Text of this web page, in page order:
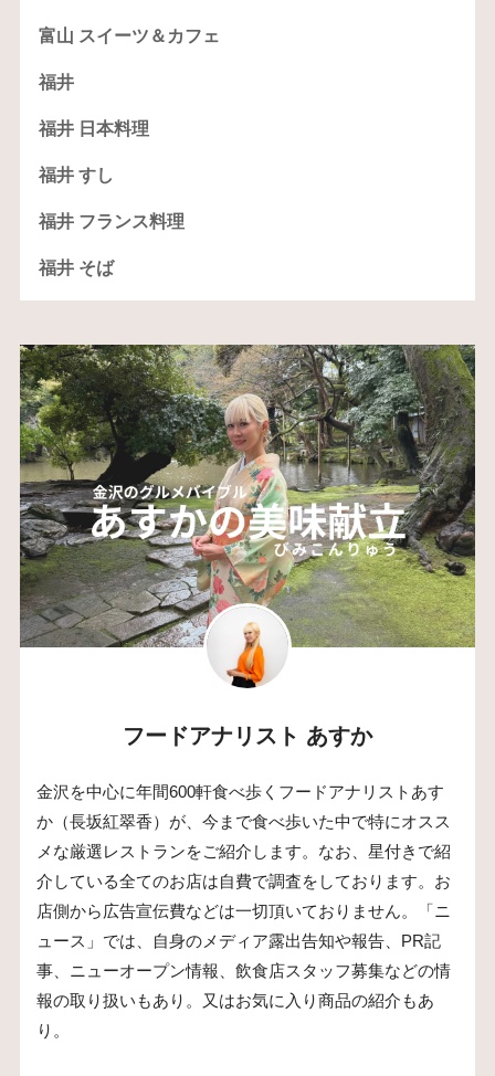
富山 スイーツ＆カフェ
福井
福井 日本料理
福井 すし
福井 フランス料理
福井 そば
フードアナリスト あすか
金沢を中心に年間600軒食べ歩くフードアナリストあす
か（長坂紅翠香）が、今まで食べ歩いた中で特にオスス
メな厳選レストランをご紹介します。なお、星付きで紹
介している全てのお店は自費で調査をしております。お
店側から広告宣伝費などは一切頂いておりません。「ニ
ュース」では、自身のメディア露出告知や報告、PR記
事、ニューオープン情報、飲食店スタッフ募集などの情
報の取り扱いもあり。又はお気に入り商品の紹介もあ
り。